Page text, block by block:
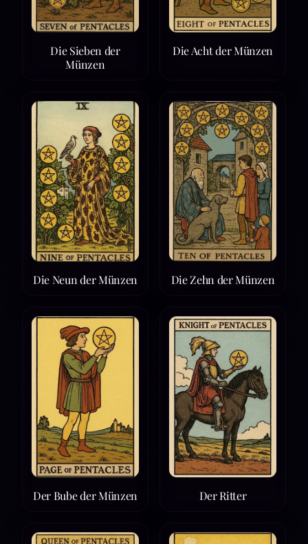
Die Sieben der
Münzen
Die Acht der Münzen
Die Neun der Münzen Die Zehn der Münzen
Der Bube der Münzen Der Ritter